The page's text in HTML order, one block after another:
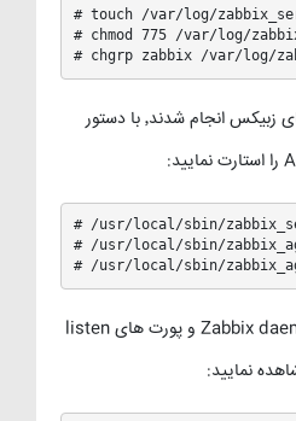
# touch /var/log/
# chmod 775 /var/log/
# chgrp zabbix /var/log/
پس از اینکه تمام کانفیگ های زبیکس انجام شدند٬ با دستور
# /usr/local/sbin/
# /usr/local/sbin/
# /usr/local/sbin/
شما میتوانید وضعیت Zabbix daemons و پورت های listen